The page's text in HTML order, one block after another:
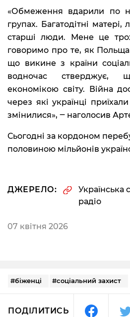
«Обмеження вдарили по
групах. Багатодітні матері,
старші люди. Мене це
говоримо про те, як
що викине з країни
водночас стверджує,
економікою світу. Війна
через які українці
змінилися», ‒ наголосив
Сьогодні за кордоном
половиною мільйонів
ДЖЕРЕЛО:
Українська
радіо
07 квітня 2026
#біженці #соціальний захист
ПОДІЛИТИСЬ